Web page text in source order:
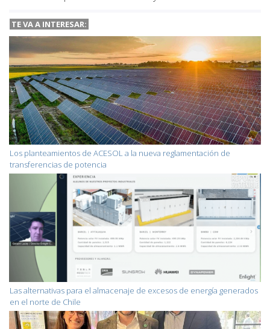
TE VA A INTERESAR:
Los planteamientos de ACESOL a la nueva reglamentación de
transferencias de potencia
Las alternativas para el almacenaje de excesos de energía generados
en el norte de Chile